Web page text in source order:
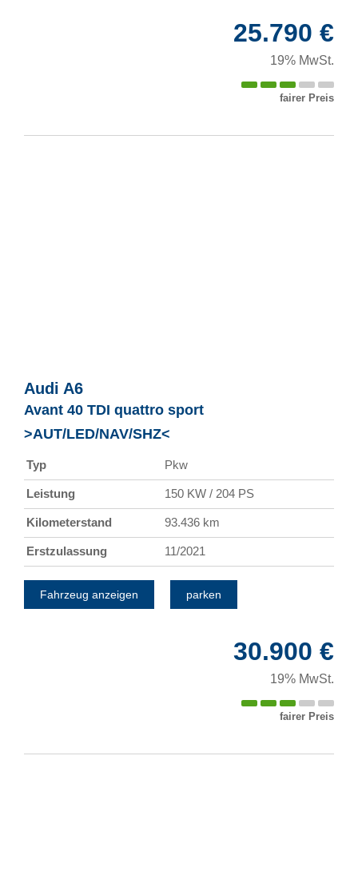
25.790 €
19% MwSt.
fairer Preis
Audi A6
Avant 40 TDI quattro sport
>AUT/LED/NAV/SHZ<
Typ Pkw
Leistung 150 KW / 204 PS
Kilometerstand 93.436 km
Erstzulassung 11/2021
Fahrzeug anzeigen parken
30.900 €
19% MwSt.
fairer Preis